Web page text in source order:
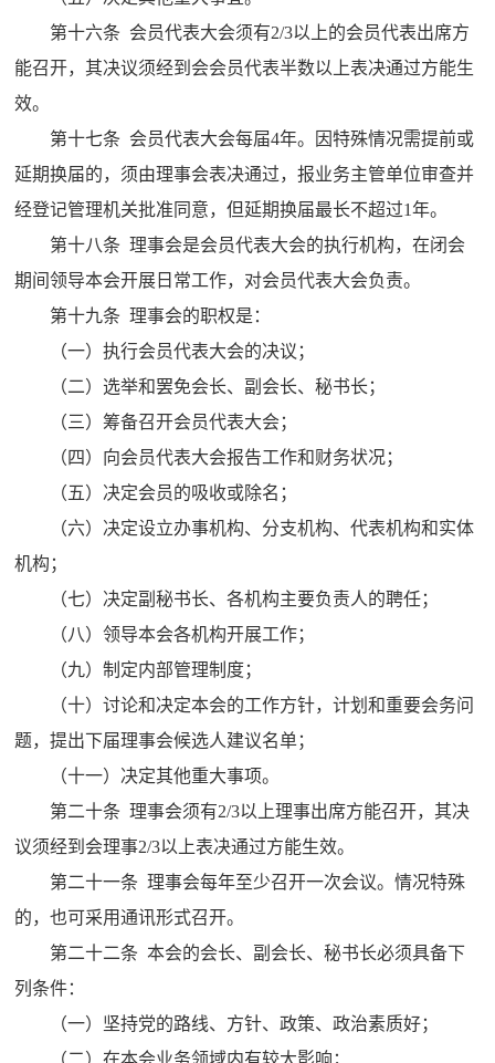
第十六条 会员代表大会须有2/3以上的会员代表出席方
能召开，其决议须经到会会员代表半数以上表决通过方能生
效。
第十七条 会员代表大会每届4年。因特殊情况需提前或
延期换届的，须由理事会表决通过，报业务主管单位审查并
经登记管理机关批准同意，但延期换届最长不超过1年。
第十八条 理事会是会员代表大会的执行机构，在闭会
期间领导本会开展日常工作，对会员代表大会负责。
第十九条 理事会的职权是：
（一）执行会员代表大会的决议；
（二）选举和罢免会长、副会长、秘书长；
（三）筹备召开会员代表大会；
（四）向会员代表大会报告工作和财务状况；
（五）决定会员的吸收或除名；
（六）决定设立办事机构、分支机构、代表机构和实体
机构；
（七）决定副秘书长、各机构主要负责人的聘任；
（八）领导本会各机构开展工作；
（九）制定内部管理制度；
（十）讨论和决定本会的工作方针，计划和重要会务问
题，提出下届理事会候选人建议名单；
（十一）决定其他重大事项。
第二十条 理事会须有2/3以上理事出席方能召开，其决
议须经到会理事2/3以上表决通过方能生效。
第二十一条 理事会每年至少召开一次会议。情况特殊
的，也可采用通讯形式召开。
第二十二条 本会的会长、副会长、秘书长必须具备下
列条件：
（一）坚持党的路线、方针、政策、政治素质好；
（二）在本会业务领域内有较大影响；